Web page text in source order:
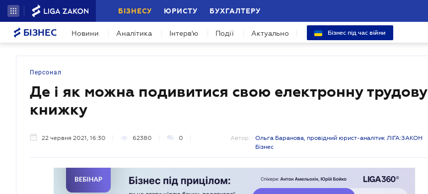
БІЗНЕСУ ЮРИСТУ БУХГАЛТЕРУ
БІЗНЕС Новини Аналітика Інтерв'ю Події Актуально Бізнес під час війни
Персонал
Де і як можна подивитися свою електронну трудову
книжку
22 червня 2021, 16:30 62380 0 Автор:
Ольга Баранова, провідний юрист-аналітик ЛІГА:ЗАКОН
Бізнес